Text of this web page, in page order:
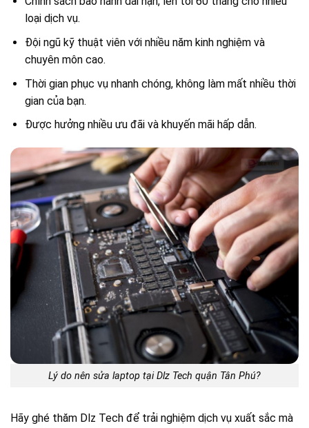
loại dịch vụ.
Đội ngũ kỹ thuật viên với nhiều năm kinh nghiệm và
chuyên môn cao.
Thời gian phục vụ nhanh chóng, không làm mất nhiều thời
gian của bạn.
Được hưởng nhiều ưu đãi và khuyến mãi hấp dẫn.
Lý do nên sửa laptop tại Dlz Tech quận Tân Phú?
Hãy ghé thăm Dlz Tech để trải nghiệm dịch vụ xuất sắc mà